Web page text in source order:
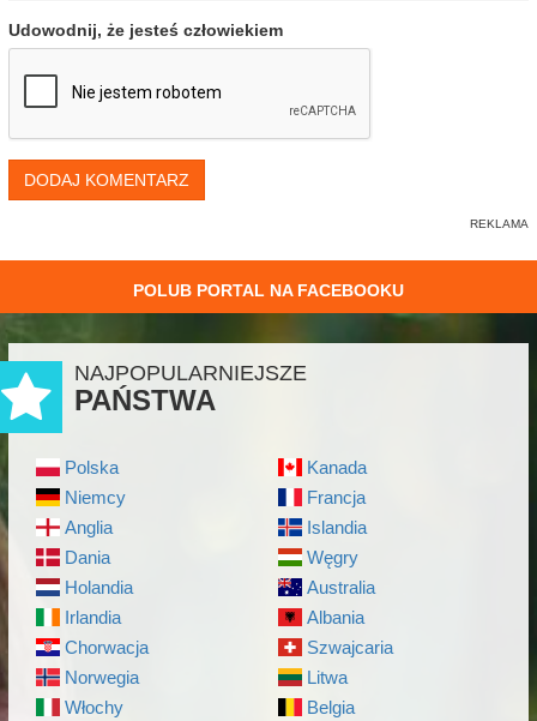
Udowodnij, że jesteś człowiekiem
DODAJ KOMENTARZ
POLUB PORTAL NA FACEBOOKU
NAJPOPULARNIEJSZE
PAŃSTWA
Polska
Niemcy
Anglia
Dania
Holandia
Irlandia
Chorwacja
Norwegia
Włochy
Kanada
Francja
Islandia
Węgry
Australia
Albania
Szwajcaria
Litwa
Belgia